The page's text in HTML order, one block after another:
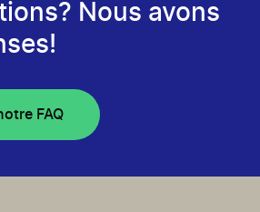
Nous avons
FAQ